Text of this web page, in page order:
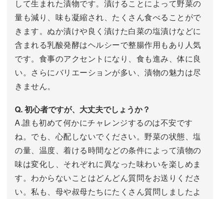
して生まれた漬物です。漬けることによって野菜の
量も減り、味も凝縮され、たくさん食べることがで
きます。ぬか漬けや良く漬けた白菜の塩漬けなどに
含まれる乳酸発酵はヘルシーで整腸作用もあり人気
です。食事のアクセントになり、食も進み、体に良
い。さらにバリエーションが多い、漬物の魅力は尽
きません。
Q. 初心者ですが、大丈夫でしょうか？
A.誰も初めて何かにチャレンジするのは不安です
ね。でも、心配しないでください。野菜の状態、塩
の量、温度、着ける時間などの条件によって漬物の
味は変化し、それぞれに異なった味わいを楽しめま
す。わからないことはどんどん質問をお送りくださ
い。私も、母や叔母たちにたくさん質問しましたよ